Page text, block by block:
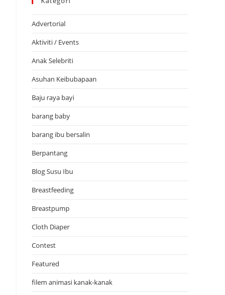
Advertorial
Aktiviti / Events
Anak Selebriti
Asuhan Keibubapaan
Baju raya bayi
barang baby
barang ibu bersalin
Berpantang
Blog Susu Ibu
Breastfeeding
Breastpump
Cloth Diaper
Contest
Featured
filem animasi kanak-kanak